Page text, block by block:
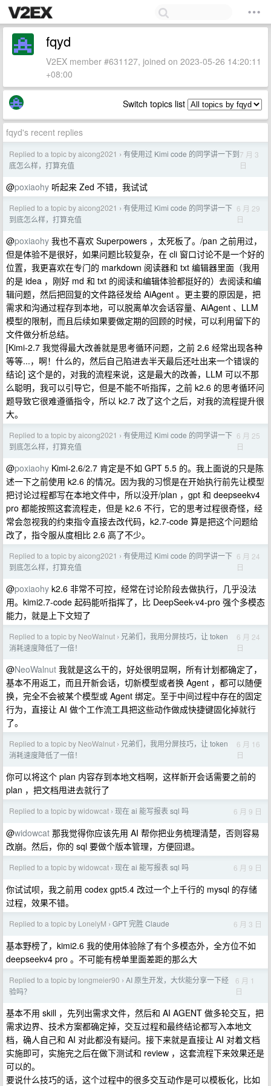
fqyd
V2EX member #631127, joined on 2023-05-26 14:20:11
+08:00
Switch topics list
fqyd's recent replies
Replied to a topic by aicong2021 › 有使用过 Kimi code 的同学讲一下到
底怎么样，打算充值
7 月 3
日
@poxiaohy 听起来 Zed 不错，我试试
Replied to a topic by aicong2021 › 有使用过 Kimi code 的同学讲一下
到底怎么样，打算充值
6 月 29
日
@poxiaohy 我也不喜欢 Superpowers ，太死板了。/pan 之前用过，
但是体验不是很好，如果问题比较复杂，在 cli 窗口讨论不是一个好的
位置，我更喜欢在专门的 markdown 阅读器和 txt 编辑器里面（我用
的是 idea ，刚好 md 和 txt 的阅读和编辑体验都挺好的）去阅读和编
辑问题，然后把回复的文件路径发给 AiAgent 。更主要的原因是，把
需求和沟通过程存到本地，可以脱离单次会话容量、AiAgent 、LLM
模型的限制，而且后续如果要做定期的回顾的时候，可以利用留下的
文件做分析总结。
[Kimi-2.7 我觉得最大改善就是思考循环问题，之前 2.6 经常出现各种
等等...，啊！什么的，然后自己陷进去半天最后还吐出来一个错误的
结论] 这个是的，对我的流程来说，这是最大的改善，LLM 可以不那
么聪明，我可以引导它，但是不能不听指挥，之前 k2.6 的思考循环问
题导致它很难遵循指令，所以 k2.7 改了这个之后，对我的流程提升很
大。
Replied to a topic by aicong2021 › 有使用过 Kimi code 的同学讲一下
到底怎么样，打算充值
6 月 25
日
@poxiaohy Kimi-2.6/2.7 肯定是不如 GPT 5.5 的。我上面说的只是陈
述一下之前使用 k2.6 的情况。因为我的习惯是在开始执行前先让模型
把讨论过程都写在本地文件中，所以没开/plan ，gpt 和 deepseekv4
pro 都能按照这套流程走，但是 k2.6 不行，它的思考过程很奇怪，经
常会忽视我的约束指令直接去改代码，k2.7-code 算是把这个问题给
改了，指令服从度相比 2.6 高了不少。
Replied to a topic by aicong2021 › 有使用过 Kimi code 的同学讲一下
到底怎么样，打算充值
6 月 24
日
@poxiaohy k2.6 非常不可控，经常在讨论阶段去做执行，几乎没法
用。kimi2.7-code 起码能听指挥了，比 DeepSeek-v4-pro 强个多模态
能力，就是上下文短了
Replied to a topic by NeoWalnut › 兄弟们，我用分屏技巧，让 token
消耗速度降低了一倍！
6 月 24
日
@NeoWalnut 我就是这么干的，好处很明显啊，所有计划都确定了，
基本不用返工，而且开新会话，切新模型或者换 Agent ，都可以随便
换，完全不会被某个模型或 Agent 绑定。至于中间过程中存在的固定
行为，直接让 AI 做个工作流工具把这些动作做成快捷键固化掉就行
了。
Replied to a topic by NeoWalnut › 兄弟们，我用分屏技巧，让 token
消耗速度降低了一倍！
6 月 16
日
你可以将这个 plan 内容存到本地文档啊，这样新开会话需要之前的
plan ，把文档甩进去就行了
Replied to a topic by widowcat › 现在 ai 能写报表 sql 吗 6 月 9 日
@widowcat 那我觉得你应该先用 AI 帮你把业务梳理清楚，否则容易
改崩。然后，你的 sql 要做个版本管理，方便回退。
Replied to a topic by widowcat › 现在 ai 能写报表 sql 吗 6 月 9 日
你试试呗，我之前用 codex gpt5.4 改过一个上千行的 mysql 的存储
过程，效果不错。
Replied to a topic by LonelyM › GPT 完胜 Claude 6 月 3 日
基本野榜了，kimi2.6 我的使用体验除了有个多模态外，全方位不如
deepseekv4 pro 。不可能有榜单里面差距的那么大
Replied to a topic by longmeier90 › AI 原生开发，大伙能分享一下经
验吗？
6 月 1
日
基本不用 skill ，先列出需求文件，然后和 AI AGENT 做多轮交互，把
需求边界、技术方案都确定掉，交互过程和最终结论都写入本地文
档，确人自己和 AI 对此都没有疑问。接下来就是直接让 AI 对着文档
实施即可，实施完之后在做下测试和 review ，这套流程下来效果还是
可以的。
要说什么技巧的话，这个过程中的很多交互动作是可以模板化，比如